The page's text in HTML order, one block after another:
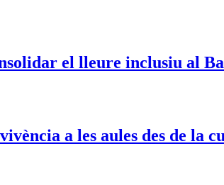
el lleure inclusiu al
a les aules des de la